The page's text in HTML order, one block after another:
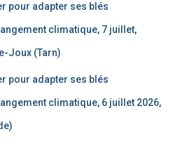
pour adapter ses blés
climatique, 7 juillet,
Joux (Tarn)
pour adapter ses blés
climatique, 6 juillet 2026,